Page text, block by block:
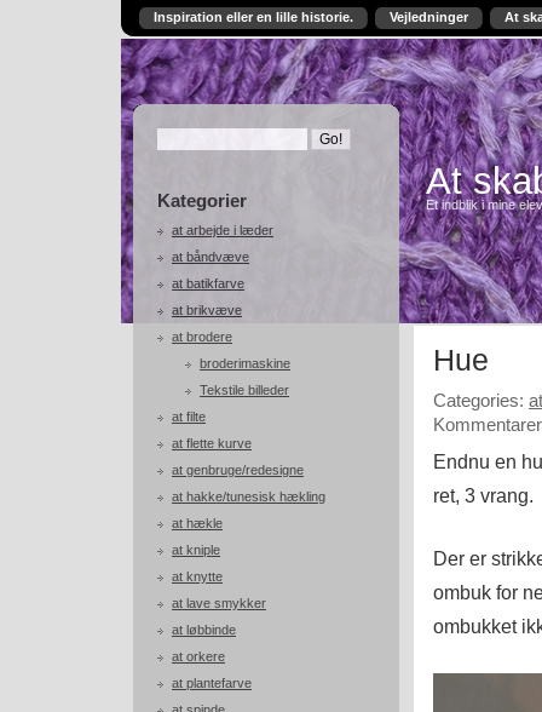
Inspiration eller en lille historie. Vejledninger At
Kategorier
at arbejde i læder
at båndvæve
at batikfarve
at brikvæve
at brodere
broderimaskine
Tekstile billeder
at filte
at flette kurve
at genbruge/redesigne
at hakke/tunesisk hækling
at hækle
at kniple
at knytte
at lave smykker
at løbbinde
at orkere
at plantefarve
At
Et indblik i mine
Hue
Categories:
Endnu en
ret, 3 vrang.
Der er
ombuk for
ombukket